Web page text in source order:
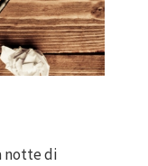
notte di